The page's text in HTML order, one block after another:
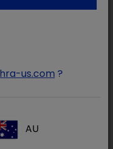
us.com ?
AU